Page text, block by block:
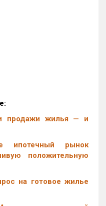
продажи жилья — и
ипотечный рынок
положительную
на готовое жилье